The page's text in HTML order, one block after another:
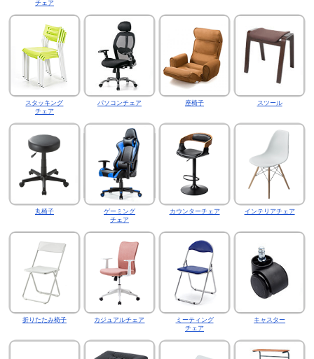
チェア
スタッキング
チェア
パソコンチェア 座椅子 スツール
丸椅子
ゲーミング
チェア
カウンターチェア インテリアチェア
折りたたみ椅子 カジュアルチェア
ミーティング
チェア
キャスター